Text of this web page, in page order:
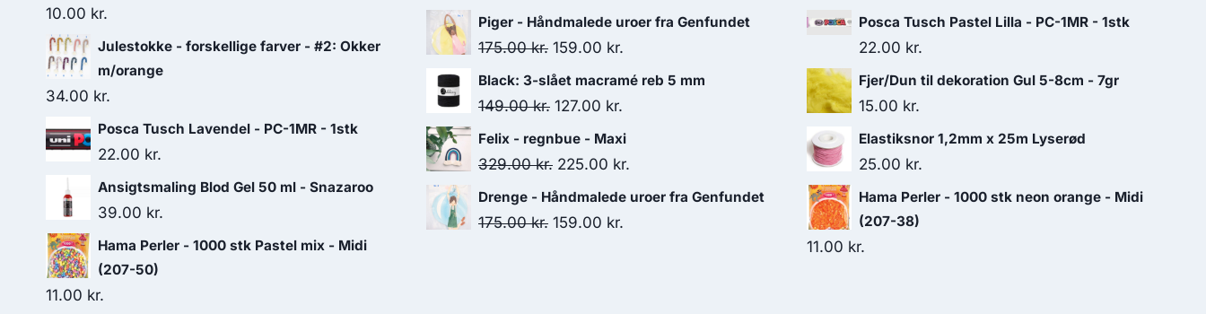
10.00 kr.
Julestokke - forskellige farver - #2: Okker
m/orange
34.00 kr.
Posca Tusch Lavendel - PC-1MR - 1stk
22.00 kr.
Ansigtsmaling Blod Gel 50 ml - Snazaroo
39.00 kr.
Hama Perler - 1000 stk Pastel mix - Midi
(207-50)
11.00 kr.
Piger - Håndmalede uroer fra Genfundet
175.00kr. 159.00 kr.
Black: 3-slået macramé reb 5 mm
149.00kr. 127.00 kr.
Felix - regnbue - Maxi
329.00kr. 225.00 kr.
Drenge - Håndmalede uroer fra Genfundet
175.00kr. 159.00 kr.
Posca Tusch Pastel Lilla - PC-1MR - 1stk
22.00 kr.
Fjer/Dun til dekoration Gul 5-8cm - 7gr
15.00 kr.
Elastiksnor 1,2mm x 25m Lyserød
25.00 kr.
Hama Perler - 1000 stk neon orange - Midi
(207-38)
11.00 kr.